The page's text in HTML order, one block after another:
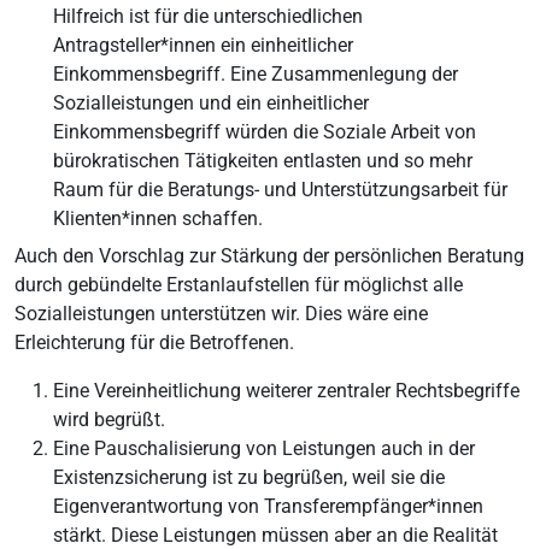
Hilfreich ist für die unterschiedlichen
Antragsteller*innen ein einheitlicher
Einkommensbegriff. Eine Zusammenlegung der
Sozialleistungen und ein einheitlicher
Einkommensbegriff würden die Soziale Arbeit von
bürokratischen Tätigkeiten entlasten und so mehr
Raum für die Beratungs- und Unterstützungsarbeit für
Klienten*innen schaffen.
Auch den Vorschlag zur Stärkung der persönlichen Beratung
durch gebündelte Erstanlaufstellen für möglichst alle
Sozialleistungen unterstützen wir. Dies wäre eine
Erleichterung für die Betroffenen.
Eine Vereinheitlichung weiterer zentraler Rechtsbegriffe
wird begrüßt.
Eine Pauschalisierung von Leistungen auch in der
Existenzsicherung ist zu begrüßen, weil sie die
Eigenverantwortung von Transferempfänger*innen
stärkt. Diese Leistungen müssen aber an die Realität